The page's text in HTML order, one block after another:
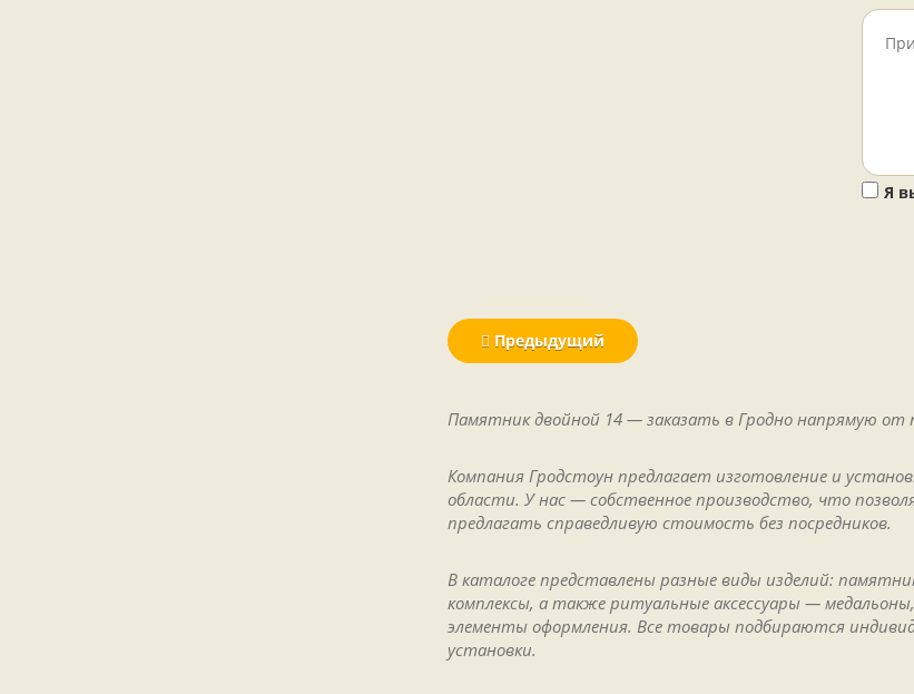
Я
Предыдущий
Памятник двойной 14 — заказать в Гродно напрямую от
Компания Гродстоун предлагает изготовление и
области. У нас — собственное производство, что
предлагать справедливую стоимость без посредников.
В каталоге представлены разные виды изделий:
комплексы, а также ритуальные аксессуары —
элементы оформления. Все товары подбираются
установки.